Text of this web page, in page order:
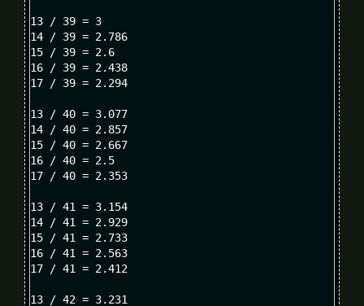
13 / 39 = 3
14 / 39 = 2.786
15 / 39 = 2.6
16 / 39 = 2.438
17 / 39 = 2.294
13 / 40 = 3.077
14 / 40 = 2.857
15 / 40 = 2.667
16 / 40 = 2.5
17 / 40 = 2.353
13 / 41 = 3.154
14 / 41 = 2.929
15 / 41 = 2.733
16 / 41 = 2.563
17 / 41 = 2.412
13 / 42 = 3.231